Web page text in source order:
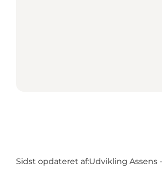
Sidst opdateret af:Udvikling Assens